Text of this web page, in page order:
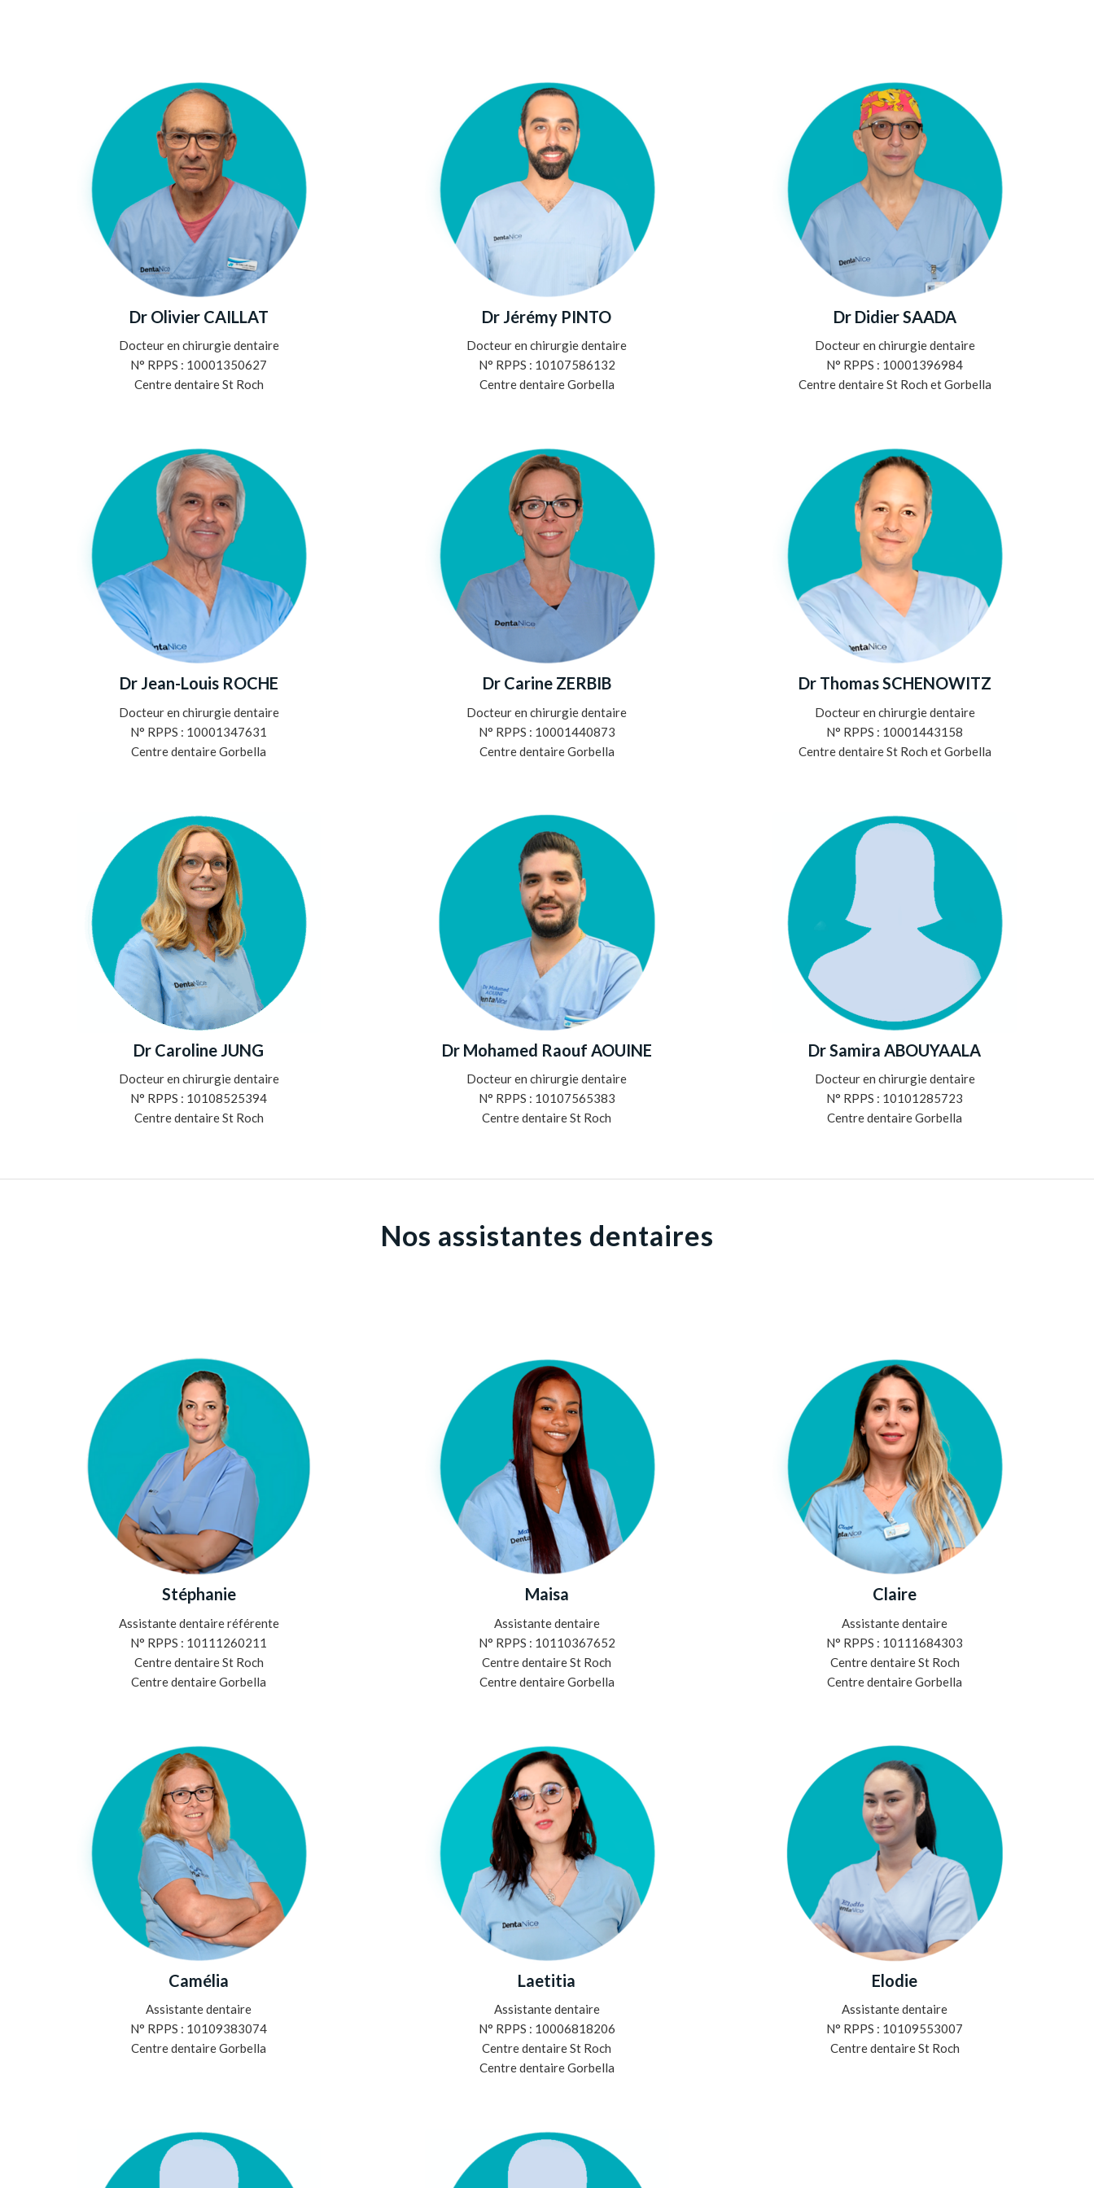
Dr Olivier CAILLAT
Docteur en chirurgie dentaire
N° RPPS : 10001350627
Centre dentaire St Roch
Dr Jérémy PINTO
Docteur en chirurgie dentaire
N° RPPS : 10107586132
Centre dentaire Gorbella
Dr Didier SAADA
Docteur en chirurgie dentaire
N° RPPS : 10001396984
Centre dentaire St Roch et Gorbella
Dr Jean-Louis ROCHE
Docteur en chirurgie dentaire
N° RPPS : 10001347631
Centre dentaire Gorbella
Dr Carine ZERBIB
Docteur en chirurgie dentaire
N° RPPS : 10001440873
Centre dentaire Gorbella
Dr Thomas SCHENOWITZ
Docteur en chirurgie dentaire
N° RPPS : 10001443158
Centre dentaire St Roch et Gorbella
Dr Caroline JUNG
Docteur en chirurgie dentaire
N° RPPS : 10108525394
Centre dentaire St Roch
Dr Mohamed Raouf AOUINE
Docteur en chirurgie dentaire
N° RPPS : 10107565383
Centre dentaire St Roch
Dr Samira ABOUYAALA
Docteur en chirurgie dentaire
N° RPPS : 10101285723
Centre dentaire Gorbella
Nos assistantes dentaires
Stéphanie
Assistante dentaire référente
N° RPPS : 10111260211
Centre dentaire St Roch
Centre dentaire Gorbella
Maisa
Assistante dentaire
N° RPPS : 10110367652
Centre dentaire St Roch
Centre dentaire Gorbella
Claire
Assistante dentaire
N° RPPS : 10111684303
Centre dentaire St Roch
Centre dentaire Gorbella
Camélia
Assistante dentaire
N° RPPS : 10109383074
Centre dentaire Gorbella
Laetitia
Assistante dentaire
N° RPPS : 10006818206
Centre dentaire St Roch
Centre dentaire Gorbella
Elodie
Assistante dentaire
N° RPPS : 10109553007
Centre dentaire St Roch